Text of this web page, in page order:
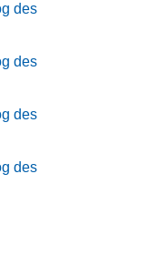
des
des
des
des